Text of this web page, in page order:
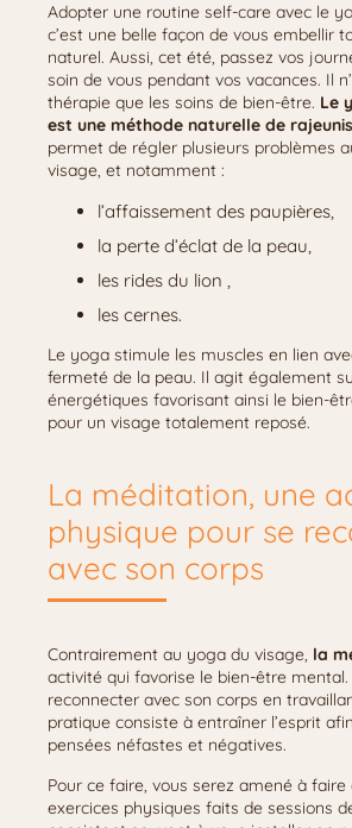
Adopter une routine self-care avec le
c’est une belle façon de vous embellir
naturel. Aussi, cet été, passez vos
soin de vous pendant vos vacances. Il
thérapie que les soins de bien-être. Le
est une méthode naturelle de
permet de régler plusieurs problèmes
visage, et notamment :
l’affaissement des paupières,
la perte d’éclat de la peau,
les rides du lion ,
les cernes.
Le yoga stimule les muscles en lien
fermeté de la peau. Il agit également
énergétiques favorisant ainsi le bien-
pour un visage totalement reposé.
La méditation, une
physique pour se
avec son corps
Contrairement au yoga du visage, la
activité qui favorise le bien-être
reconnecter avec son corps en
pratique consiste à entraîner l’esprit
pensées néfastes et négatives.
Pour ce faire, vous serez amené à faire
exercices physiques faits de sessions